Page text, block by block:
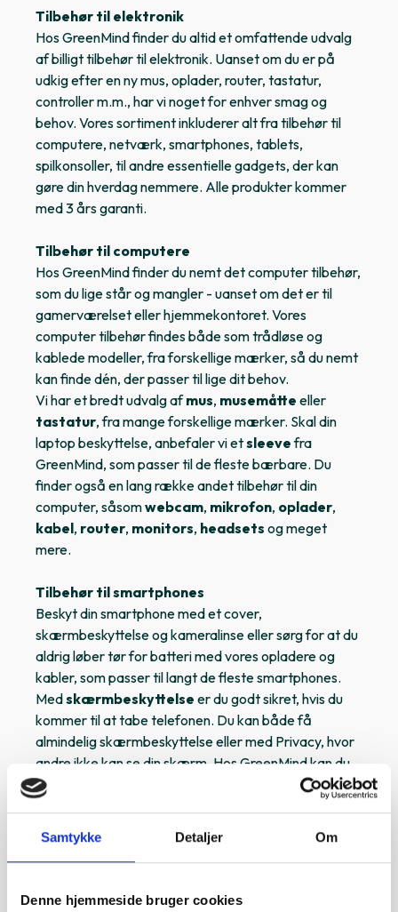
Samtykke Detaljer Om
Denne hjemmeside bruger cookies
Tilbehør til elektronik
Hos GreenMind finder du altid et omfattende udvalg
af billigt tilbehør til elektronik. Uanset om du er på
udkig efter en ny mus, oplader, router, tastatur,
controller m.m., har vi noget for enhver smag og
behov. Vores sortiment inkluderer alt fra tilbehør til
computere, netværk, smartphones, tablets,
spilkonsoller, til andre essentielle gadgets, der kan
gøre din hverdag nemmere. Alle produkter kommer
med 3 års garanti.
Tilbehør til computere
Hos GreenMind finder du nemt det computer tilbehør,
som du lige står og mangler - uanset om det er til
gamerværelset eller hjemmekontoret. Vores
computer tilbehør findes både som trådløse og
kablede modeller, fra forskellige mærker, så du nemt
kan finde dén, der passer til lige dit behov.
Vi har et bredt udvalg afmus, musemåtte eller
tastatur, fra mange forskellige mærker. Skal din
laptop beskyttelse, anbefaler vi etsleevefra
GreenMind, som passer til de fleste bærbare. Du
finder også en lang række andet tilbehør til din
computer, såsomwebcam, mikrofon, oplader,
kabel, router, monitors, headsets og meget
mere.
Tilbehør til smartphones
Beskyt din smartphone med et cover,
skærmbeskyttelse og kameralinse eller sørg for at du
aldrig løber tør for batteri med vores opladere og
kabler, som passer til langt de fleste smartphones.
Medskærmbeskyttelse er du godt sikret, hvis du
kommer til at tabe telefonen. Du kan både få
almindelig skærmbeskyttelse eller med Privacy, hvor
andre ikke kan se din skærm. Hos GreenMind kan du
få skærmbeskyttelse til størstedelen af alle iPhones
beskyttelse og personlighed til din smartphone. Vælg
til din stil og behov. Du finder et stort udvalg af covers